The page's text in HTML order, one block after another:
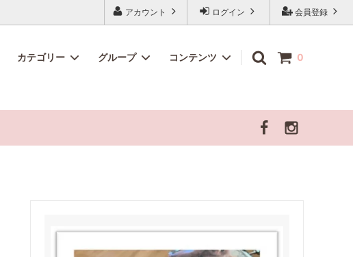
会員登録
ログイン
アカウント
0
カテゴリー
飼い主さま向けセミナー・勉強会
グループ コンテンツ